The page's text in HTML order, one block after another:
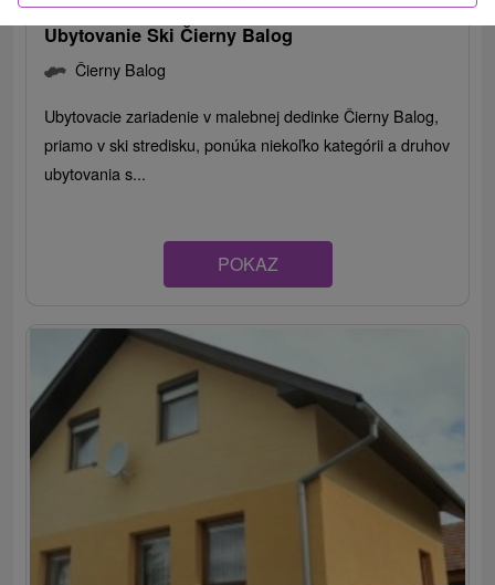
Ubytovanie Ski Čierny Balog
Čierny Balog
Ubytovacie zariadenie v malebnej dedinke Čierny Balog,
priamo v ski stredisku, ponúka niekoľko kategórii a druhov
ubytovania s...
POKAZ